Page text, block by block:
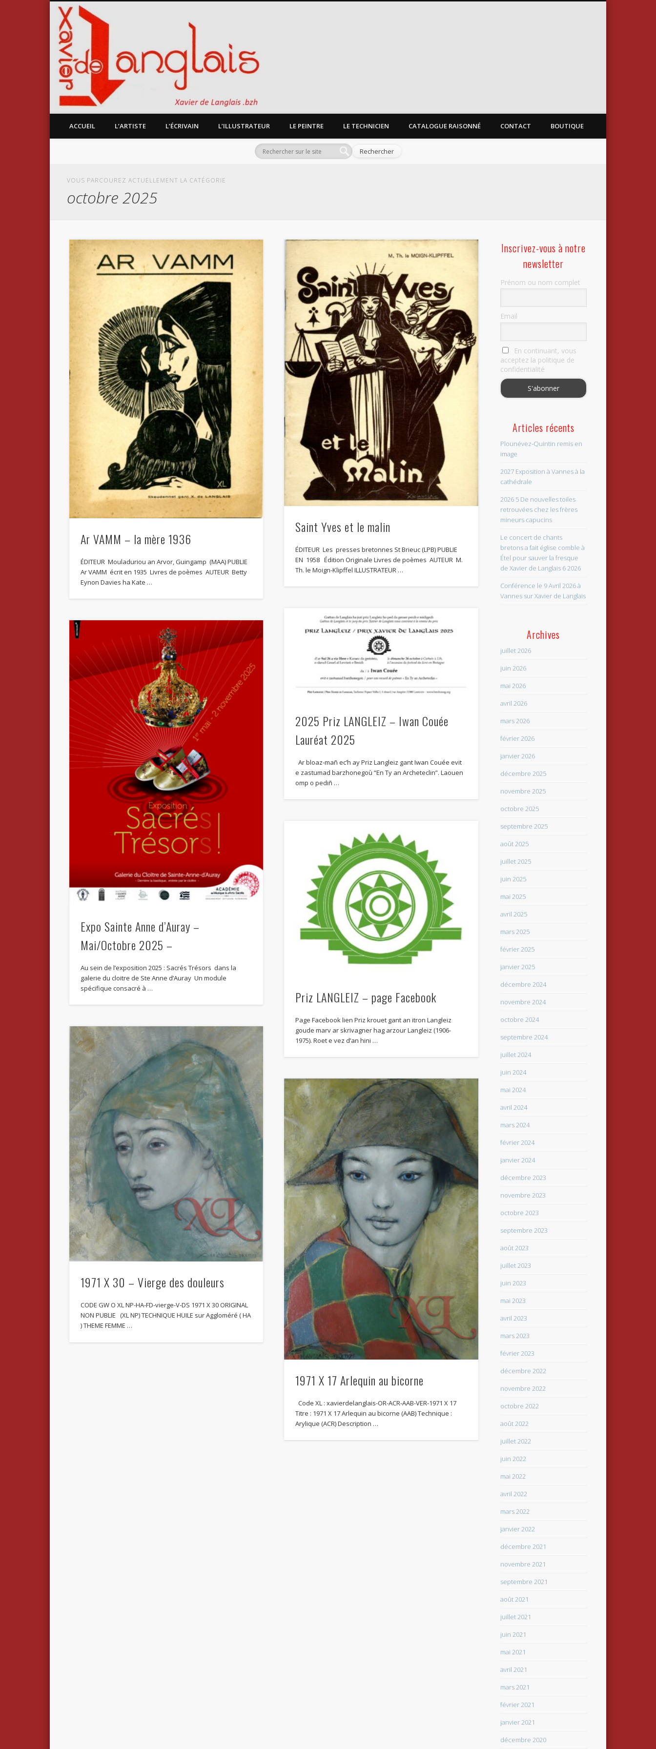
ACCUEIL L’ARTISTE L’ÉCRIVAIN L’ILLUSTRATEUR LE PEINTRE LE TECHNICIEN CATALOGUE RAISONNÉ CONTACT BOUTIQUE
VOUS PARCOUREZ ACTUELLEMENT LA CATÉGORIE
octobre 2025
Ar VAMM – la mère 1936
ÉDITEUR Mouladuriou an Arvor, Guingamp (MAA) PUBLIE
Ar VAMM écrit en 1935 Livres de poèmes AUTEUR Betty
Eynon Davies ha Kate …
Saint Yves et le malin
ÉDITEUR Les presses bretonnes St Brieuc (LPB) PUBLIE
EN 1958 Édition Originale Livres de poèmes AUTEUR M.
Th. le Moign-Klipffel ILLUSTRATEUR …
2025 Priz LANGLEIZ – Iwan Couée
Lauréat 2025
Ar bloaz-mañ ec’h ay Priz Langleiz gant Iwan Couée evit
e zastumad barzhonegoù “En Ty an Archeteclin”. Laouen
omp o pediñ …
Expo Sainte Anne d’Auray –
Mai/Octobre 2025 –
Au sein de l’exposition 2025 : Sacrés Trésors dans la
galerie du cloitre de Ste Anne d’Auray Un module
spécifique consacré à …
Priz LANGLEIZ – page Facebook
Page Facebook lien Priz krouet gant an itron Langleiz
goude marv ar skrivagner hag arzour Langleiz (1906-
1975). Roet e vez d’an hini …
1971 X 30 – Vierge des douleurs
CODE GW O XL NP-HA-FD-vierge-V-DS 1971 X 30 ORIGINAL
NON PUBLIE (XL NP) TECHNIQUE HUILE sur Aggloméré ( HA
) THEME FEMME …
1971 X 17 Arlequin au bicorne
Code XL : xavierdelanglais-OR-ACR-AAB-VER-1971 X 17
Titre : 1971 X 17 Arlequin au bicorne (AAB) Technique :
Arylique (ACR) Description …
Inscrivez-vous à notre
newsletter
Prénom ou nom complet
Email
En continuant, vous
acceptez la politique de
confidentialité
Articles récents
Plounévez-Quintin remis en
image
2027 Exposition à Vannes à la
cathédrale
2026 5 De nouvelles toiles
retrouvées chez les frères
mineurs capucins
Le concert de chants
bretons a fait église comble à
Étel pour sauver la fresque
de Xavier de Langlais 6 2026
Conférence le 9 Avril 2026 à
Vannes sur Xavier de Langlais
Archives
juillet 2026
juin 2026
mai 2026
avril 2026
mars 2026
février 2026
janvier 2026
décembre 2025
novembre 2025
octobre 2025
septembre 2025
août 2025
juillet 2025
juin 2025
mai 2025
avril 2025
mars 2025
février 2025
janvier 2025
décembre 2024
novembre 2024
octobre 2024
septembre 2024
juillet 2024
juin 2024
mai 2024
avril 2024
mars 2024
février 2024
janvier 2024
décembre 2023
novembre 2023
octobre 2023
septembre 2023
août 2023
juillet 2023
juin 2023
mai 2023
avril 2023
mars 2023
février 2023
décembre 2022
novembre 2022
octobre 2022
août 2022
juillet 2022
juin 2022
mai 2022
avril 2022
mars 2022
janvier 2022
décembre 2021
novembre 2021
septembre 2021
août 2021
juillet 2021
juin 2021
mai 2021
avril 2021
mars 2021
février 2021
janvier 2021
décembre 2020